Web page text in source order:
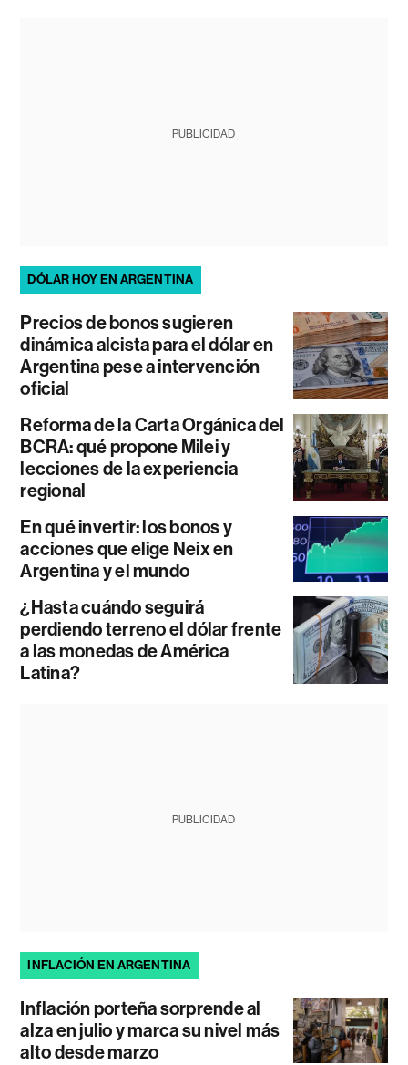
PUBLICIDAD
DÓLAR HOY EN ARGENTINA
Precios de bonos sugieren
dinámica alcista para el dólar en
Argentina pese a intervención
oficial
Reforma de la Carta Orgánica del
BCRA: qué propone Milei y
lecciones de la experiencia
regional
En qué invertir: los bonos y
acciones que elige Neix en
Argentina y el mundo
¿Hasta cuándo seguirá
perdiendo terreno el dólar frente
a las monedas de América
Latina?
PUBLICIDAD
INFLACIÓN EN ARGENTINA
Inflación porteña sorprende al
alza en julio y marca su nivel más
alto desde marzo